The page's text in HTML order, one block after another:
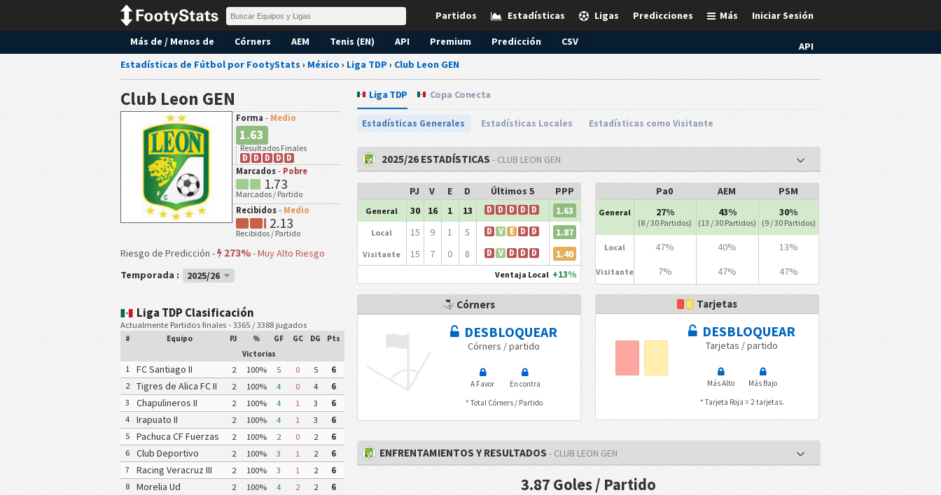
Iniciar Sesión
Más
Predicciones
Ligas
Estadísticas
Partidos
API
Más de / Menos de Córners AEM Tenis (EN) API Premium Predicción
CSV
Estadísticas de Fútbol por FootyStats › México › Liga TDP › Club Leon GEN
Club Leon GEN
Forma - Medio
1.63
Resultados Finales
D
D D D D
Marcados - Pobre
1.73
Marcados / Partido
Recibidos - Medio
2.13
Recibidos / Partido
Riesgo de Predicción - 273%-Muy Alto Riesgo
Temporada :
2025/26
Liga TDP Clasificación
Actualmente Partidos finales - 3365 / 3388 jugados
# Equipo PJ
%
Victorias
GF GC DG Pts
1 FC Santiago II 2 100% 5 0 5
6
2
Tigres de Alica FC II 2 100% 4 0 4
6
3
Chapulineros II 2 100% 4 1 3
6
4
Irapuato II 2 100% 4 1 3
6
5
Pachuca CF Fuerzas
Basicas Pachuca CF III
2 100% 2 0 2
6
6
Club Deportivo
Mineros de
Zacatecas II
2 100% 3 1 2
6
7
Racing Veracruz III 2 100% 3 1 2
6
8
Morelia Ud
2 100% 4 2 2
6
Liga TDP Copa Conecta
Estadísticas Generales Estadísticas Locales Estadísticas como Visitante
2025/26 ESTADÍSTICAS - CLUB LEON GEN
PJ V E D Últimos 5 PPP
General 30 16 1 13 D D D D D 1.63
Local 15 9 1 5 D V E D D 1.87
Visitante 15 7 0 8 D V D D D 1.40
Ventaja Local +13%
Pa0 AEM PSM
General 27%
(8 / 30 Partidos)
43%
(13 / 30 Partidos)
30%
(9 / 30 Partidos)
Local 47% 40% 13%
Visitante 7% 47% 47%
Córners
DESBLOQUEAR
Córners / partido
A Favor
En contra
* Total Córners / Partido
Tarjetas
DESBLOQUEAR
Tarjetas / partido
Más Alto
Más Bajo
* Tarjeta Roja = 2 tarjetas.
ENFRENTAMIENTOS Y RESULTADOS - CLUB LEON GEN
3.87 Goles / Partido